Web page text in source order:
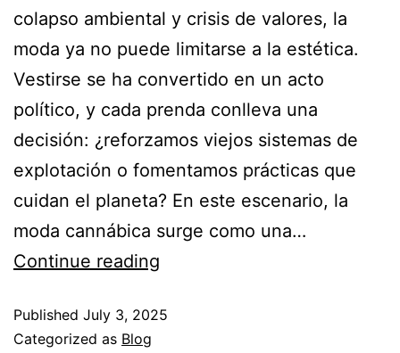
colapso ambiental y crisis de valores, la
moda ya no puede limitarse a la estética.
Vestirse se ha convertido en un acto
político, y cada prenda conlleva una
decisión: ¿reforzamos viejos sistemas de
explotación o fomentamos prácticas que
cuidan el planeta? En este escenario, la
moda cannábica surge como una…
Continue reading
Published July 3, 2025
Categorized as Blog